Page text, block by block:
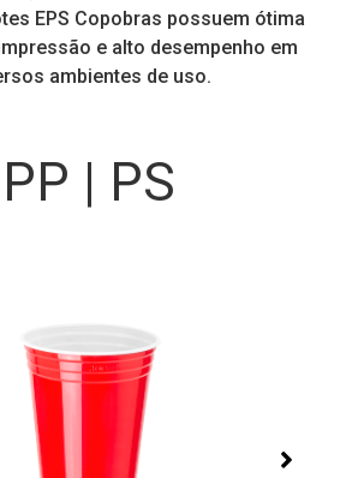
EPS Copobras possuem ótima
e alto desempenho em
ambientes de uso.
PP | PS